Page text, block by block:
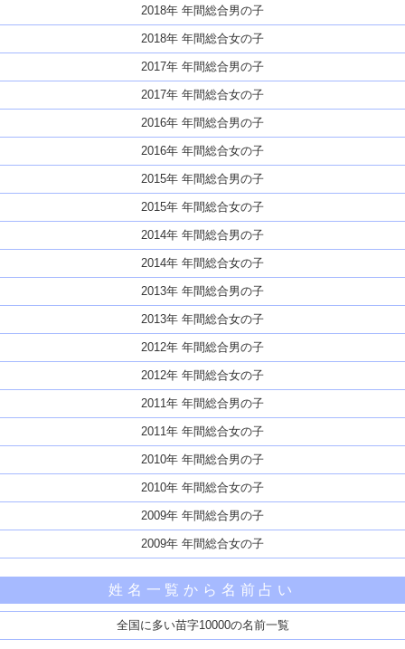
2018年 年間総合男の子
2018年 年間総合女の子
2017年 年間総合男の子
2017年 年間総合女の子
2016年 年間総合男の子
2016年 年間総合女の子
2015年 年間総合男の子
2015年 年間総合女の子
2014年 年間総合男の子
2014年 年間総合女の子
2013年 年間総合男の子
2013年 年間総合女の子
2012年 年間総合男の子
2012年 年間総合女の子
2011年 年間総合男の子
2011年 年間総合女の子
2010年 年間総合男の子
2010年 年間総合女の子
2009年 年間総合男の子
2009年 年間総合女の子
姓名一覧から名前占い
全国に多い苗字10000の名前一覧